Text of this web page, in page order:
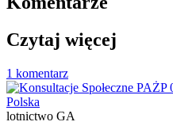
Czytaj więcej
1 komentarz
Polska
lotnictwo GA